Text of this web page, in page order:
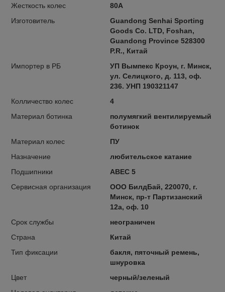
Жесткость колес
80A
Изготовитель
Guandong Senhai Sporting
Goods Co. LTD, Foshan,
Guandong Province 528300
P.R., Китай
Импортер в РБ
УП Вымпекс Кроун, г. Минск,
ул. Селицкого, д. 113, оф.
236. УНП 190321147
Колличество колес
4
Материал ботинка
полумягкий вентилируемый
ботинок
Материал колес
ПУ
Назначение
любительское катание
Подшипники
ABEC 5
Сервисная организация
ООО БилдБай, 220070, г.
Минск, пр-т Партизанский
12а, оф. 10
Срок службы
неограничен
Страна
Китай
Тип фиксации
бакля, пяточный ремень,
шнуровка
Цвет
черный/зеленый